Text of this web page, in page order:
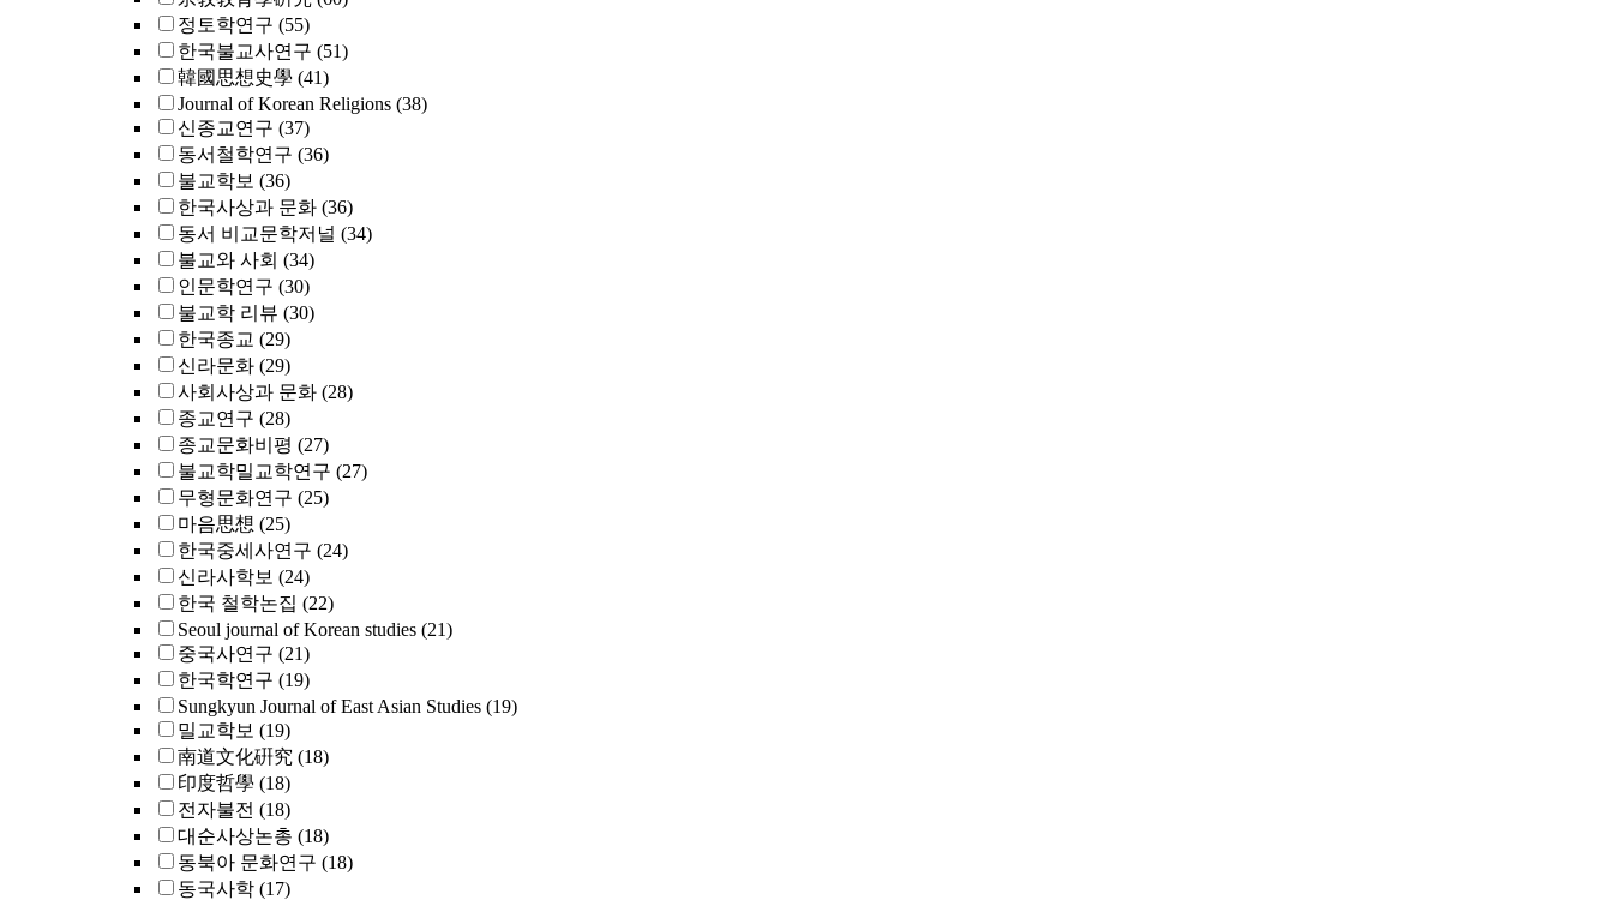
정토학연구 (55)
한국불교사연구 (51)
韓國思想史學 (41)
Journal of Korean Religions (38)
신종교연구 (37)
동서철학연구 (36)
불교학보 (36)
한국사상과 문화 (36)
동서 비교문학저널 (34)
불교와 사회 (34)
인문학연구 (30)
불교학 리뷰 (30)
한국종교 (29)
신라문화 (29)
사회사상과 문화 (28)
종교연구 (28)
종교문화비평 (27)
불교학밀교학연구 (27)
무형문화연구 (25)
마음思想 (25)
한국중세사연구 (24)
신라사학보 (24)
한국 철학논집 (22)
Seoul journal of Korean studies (21)
중국사연구 (21)
한국학연구 (19)
Sungkyun Journal of East Asian Studies (19)
밀교학보 (19)
南道文化硏究 (18)
印度哲學 (18)
전자불전 (18)
대순사상논총 (18)
동북아 문화연구 (18)
동국사학 (17)